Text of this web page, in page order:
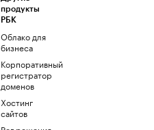
продукты
РБК
Облако для
бизнеса
Корпоративный
регистратор
доменов
Хостинг
сайтов